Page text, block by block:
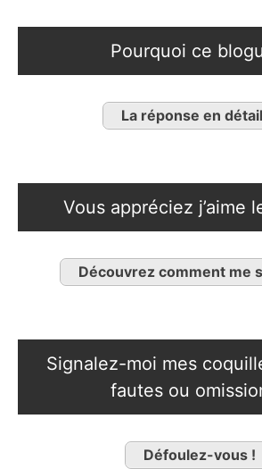
Pourquoi ce
La réponse en
Vous appréciez j’aime
Découvrez comment me
Signalez-moi mes
fautes ou
Défoulez-vous !